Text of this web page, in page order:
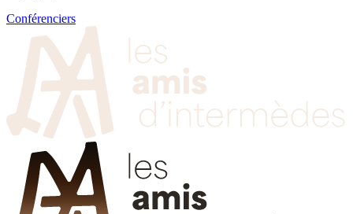
Conférenciers